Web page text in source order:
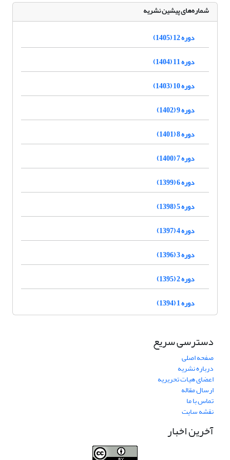
شماره‌های پیشین نشریه
دوره 12 (1405)
دوره 11 (1404)
دوره 10 (1403)
دوره 9 (1402)
دوره 8 (1401)
دوره 7 (1400)
دوره 6 (1399)
دوره 5 (1398)
دوره 4 (1397)
دوره 3 (1396)
دوره 2 (1395)
دوره 1 (1394)
دسترسی سریع
صفحه اصلی
درباره نشریه
اعضای هیات تحریریه
ارسال مقاله
تماس با ما
نقشه سایت
آخرین اخبار